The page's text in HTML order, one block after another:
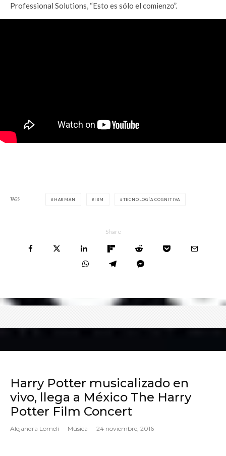
Professional Solutions, “Esto es sólo el comienzo”.
TAGS HARMAN IBM TECNOLOGÍA COGNITIVA
Share
Harry Potter musicalizado en
vivo, llega a México The Harry
Potter Film Concert
Alejandra Lomelí · Música · 24 noviembre, 2016